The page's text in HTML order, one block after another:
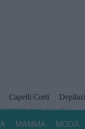
Capelli Corti
MAMMA MODA